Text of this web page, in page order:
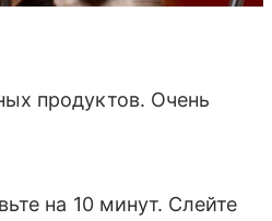
продуктов. Очень
на 10 минут. Слейте